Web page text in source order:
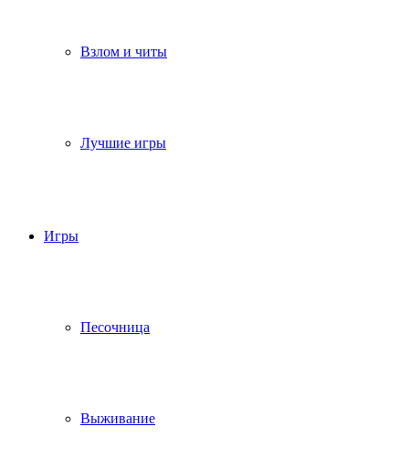
Взлом и читы
Лучшие игры
Игры
Песочница
Выживание